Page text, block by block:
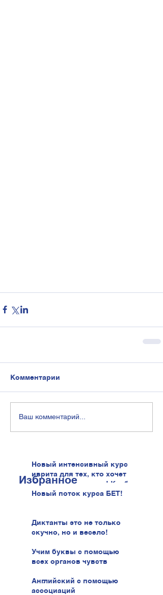
Комментарии
Ваш комментарий...
Новый интенсивный курс
иврита для тех, кто хочет
говорить увереннее! Клуб
иврита!
Новый поток курса БЕТ!
Диктанты это не только
скучно, но и весело!
Учим буквы с помощью
всех органов чувств
Английский с помощью
ассоциаций
Избранное